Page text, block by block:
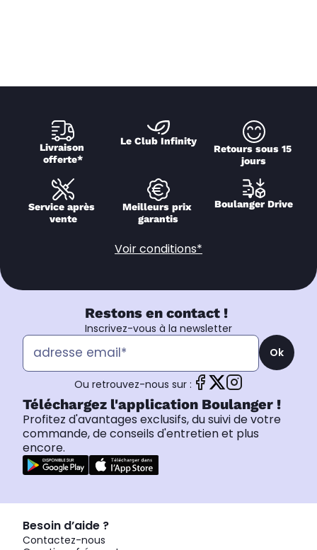
Livraison
offerte*
Le Club Infinity
Retours sous 15
jours
Service après
vente
Meilleurs prix
garantis
Boulanger Drive
Voir conditions*
Restons en contact !
Inscrivez-vous à la newsletter
Ok
Ou retrouvez-nous sur :
Téléchargez l'application Boulanger !
Profitez d'avantages exclusifs, du suivi de votre
commande, de conseils d'entretien et plus
encore.
Besoin d’aide ?
Contactez-nous